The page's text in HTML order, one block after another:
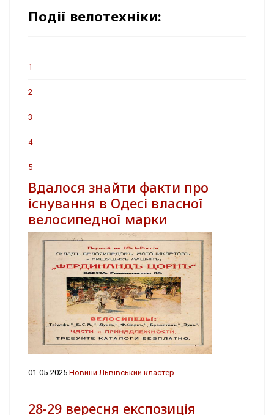
Події велотехніки:
1
2
3
4
5
Вдалося знайти факти про
існування в Одесі власної
велосипедної марки
01-05-2025 Новини Львівський кластер
28-29 вересня експозиція